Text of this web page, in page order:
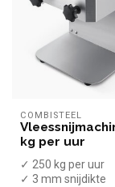
COMBISTEEL
kg per uur
✓ 250 kg per uur
✓ 3 mm snijdikte